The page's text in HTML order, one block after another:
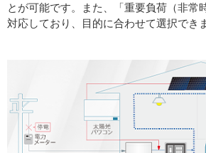
とが可能です。また、「重要負荷（非常
対応しており、目的に合わせて選択でき